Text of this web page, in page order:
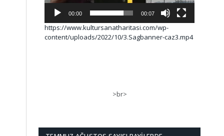
00:00 00:07
https://www.kultursanatharitasi.com/wp-
content/uploads/2022/10/3.Sagbanner-caz3.mp4
>br>